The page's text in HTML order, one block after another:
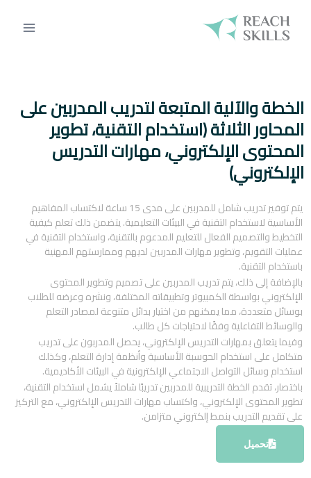
الخطة والآلية المتبعة لتدريب المدربين على
المحاور الثلاثة (استخدام التقنية، تطوير
المحتوى الإلكتروني، مهارات التدريس
الإلكتروني)
يتم توفير تدريب شامل للمدربين على مدى 15 ساعة لاكتساب المفاهيم
الأساسية لاستخدام التقنية في البيئات التعليمية. يتضمن ذلك تعلم كيفية
التخطيط والتصميم الفعال للتعليم المدعوم بالتقنية، واستخدام التقنية في
عمليات التقويم، وتطوير مهارات المدربين لديهم وممارستهم المهنية
باستخدام التقنية.
بالإضافة إلى ذلك، يتم تدريب المدربين على تصميم وتطوير المحتوى
الإلكتروني بواسطة الكمبيوتر وتطبيقاته المختلفة، ونشره وعرضه للطلاب
بوسائل متعددة، مما يمكنهم من اختيار بدائل متنوعة لمصادر التعلم
والوسائط التفاعلية وفقًا لاحتياجات كل طالب.
وفيما يتعلق بمهارات التدريس الإلكتروني، يحصل المدربون على تدريب
متكامل على استخدام الحوسبة الأساسية وأنظمة إدارة التعلم، وكذلك
استخدام وسائل التواصل الاجتماعي الإلكترونية في البيئات الأكاديمية.
باختصار، تقدم الخطة التدريبية للمدربين تدريبًا شاملاً يشمل استخدام التقنية،
تطوير المحتوى الإلكتروني، واكتساب مهارات التدريس الإلكتروني، مع التركيز
على تقديم التدريب بنمط إلكتروني متزامن.
تحميل